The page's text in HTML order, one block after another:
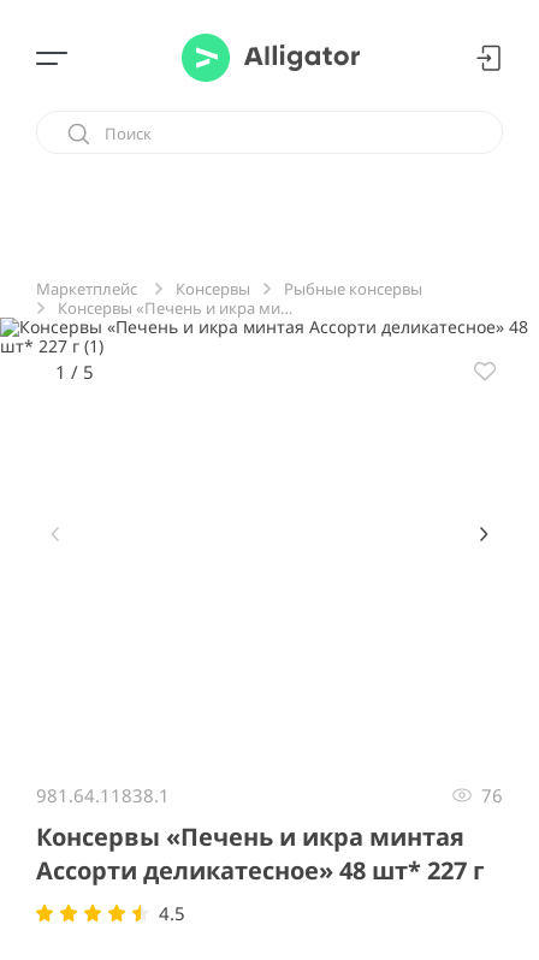
Маркетплейс Консервы
Рыбные консервы
Консервы «Печень и икра минтая Ассорти деликатесное» 48 шт* 227 г
1 / 5
981.64.11838.1 76
Консервы «Печень и икра минтая
Ассорти деликатесное» 48 шт* 227 г
4.5